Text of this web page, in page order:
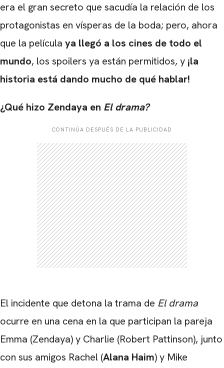
era el gran secreto que sacudía la relación de los
protagonistas en vísperas de la boda; pero, ahora
que la película ya llegó a los cines de todo el
mundo, los spoilers ya están permitidos, y ¡la
historia está dando mucho de qué hablar!
¿Qué hizo Zendaya en El drama?
CONTINÚA DESPUÉS DE LA PUBLICIDAD
El incidente que detona la trama de El drama
ocurre en una cena en la que participan la pareja
Emma (Zendaya) y Charlie (Robert Pattinson), junto
con sus amigos Rachel (Alana Haim) y Mike